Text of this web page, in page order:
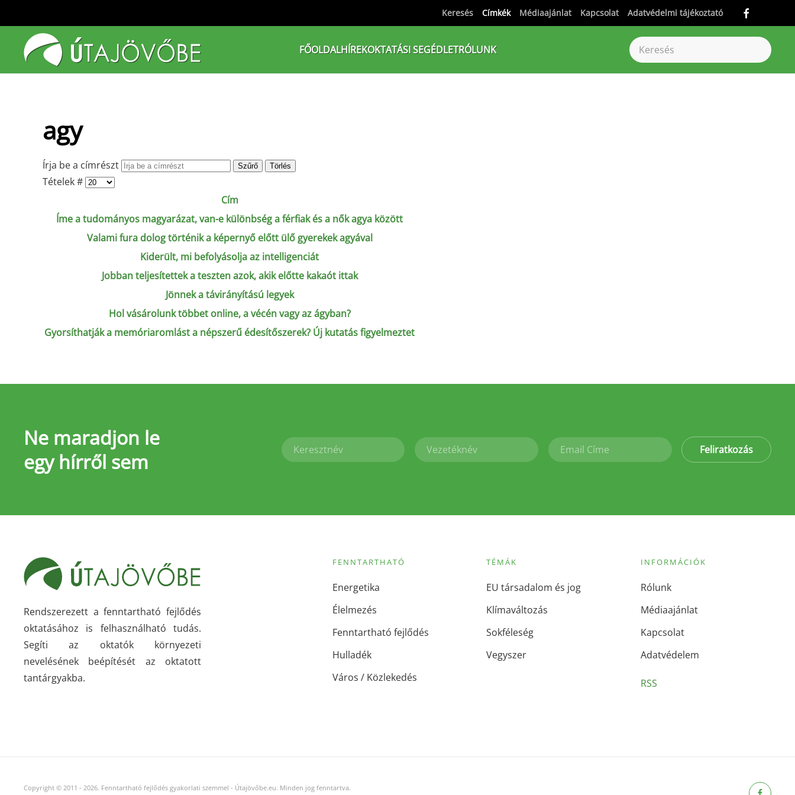
Fő tartalom átugrása
Keresés Címkék Médiaajánlat Kapcsolat Adatvédelmi tájékoztató
FŐOLDALHÍREKOKTATÁSI SEGÉDLETRÓLUNK
agy
Írja be a címrészt Szűrő Törlés
Tételek #
Cím
Íme a tudományos magyarázat, van-e különbség a férfiak és a nők agya között
Valami fura dolog történik a képernyő előtt ülő gyerekek agyával
Kiderült, mi befolyásolja az intelligenciát
Jobban teljesítettek a teszten azok, akik előtte kakaót ittak
Jönnek a távirányítású legyek
Hol vásárolunk többet online, a vécén vagy az ágyban?
Gyorsíthatják a memóriaromlást a népszerű édesítőszerek? Új kutatás figyelmeztet
Ne maradjon le
egy hírről sem
Feliratkozás
Rendszerezett a fenntartható fejlődés
oktatásához is felhasználható tudás.
Segíti az oktatók környezeti
nevelésének beépítését az oktatott
tantárgyakba.
FENNTARTHATÓ
Energetika
Élelmezés
Fenntartható fejlődés
Hulladék
Város / Közlekedés
TÉMÁK
EU társadalom és jog
Klímaváltozás
Sokféleség
Vegyszer
INFORMÁCIÓK
Rólunk
Médiaajánlat
Kapcsolat
Adatvédelem
RSS
Copyright © 2011 - 2026. Fenntartható fejlődés gyakorlati szemmel - Útajövőbe.eu. Minden jog fenntartva.